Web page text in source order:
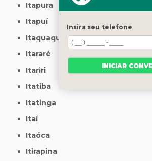
Itapura
Itapuí
Itaquaquecetuba
Itararé
Itariri
Itatiba
Itatinga
Itaí
Itaóca
Itirapina
Insira seu telefone
INICIAR